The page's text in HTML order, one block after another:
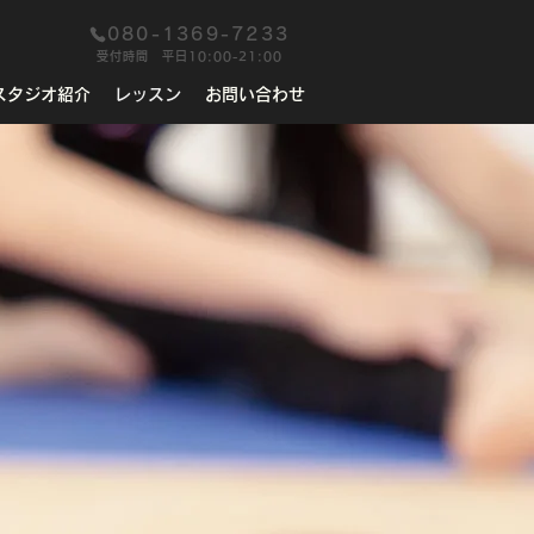
タジオ紹介 レッスン お問い合わせ
080-1369-7233
​受付時間 平日10:00-21:00